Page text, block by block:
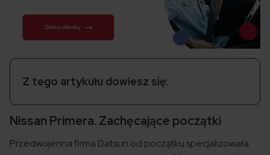
Z tego artykułu dowiesz się:
Nissan Primera. Zachęcające początki
Przedwojenna firma Datsun od początku specjalizowała